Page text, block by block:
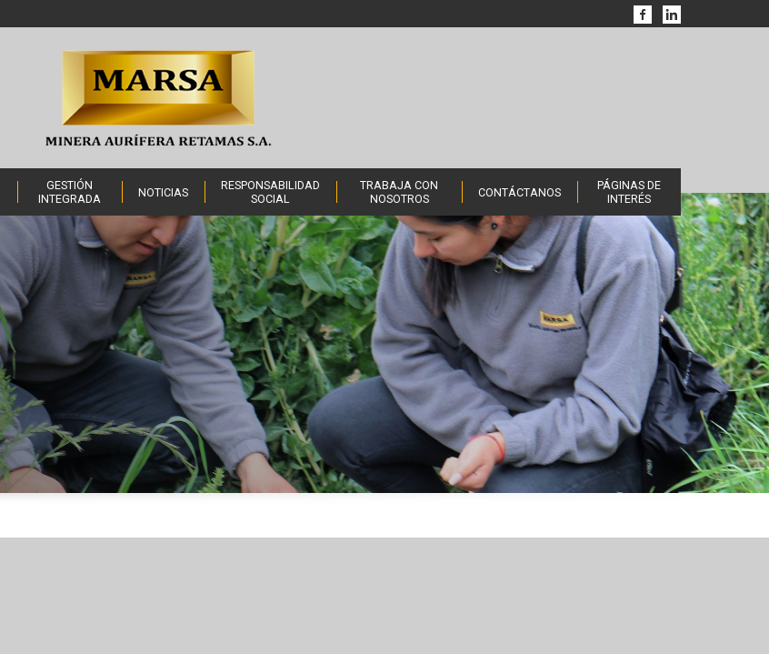
GESTIÓN
INTEGRADA
NOTICIAS
RESPONSABILIDAD
SOCIAL
TRABAJA CON
NOSOTROS
CONTÁCTANOS
PÁGINAS DE
INTERÉS